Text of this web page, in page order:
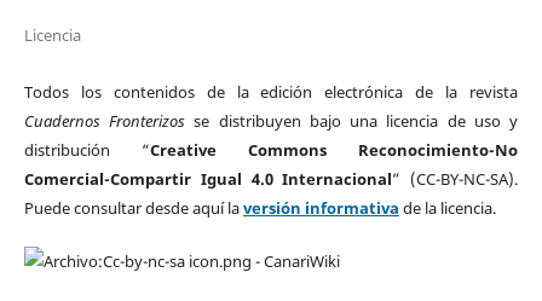
Licencia
Todos los contenidos de la edición electrónica de la revista
Cuadernos Fronterizos se distribuyen bajo una licencia de uso y
distribución “Creative Commons Reconocimiento-No
Comercial-Compartir Igual 4.0 Internacional” (CC-BY-NC-SA).
Puede consultar desde aquí laversión informativa de la licencia.